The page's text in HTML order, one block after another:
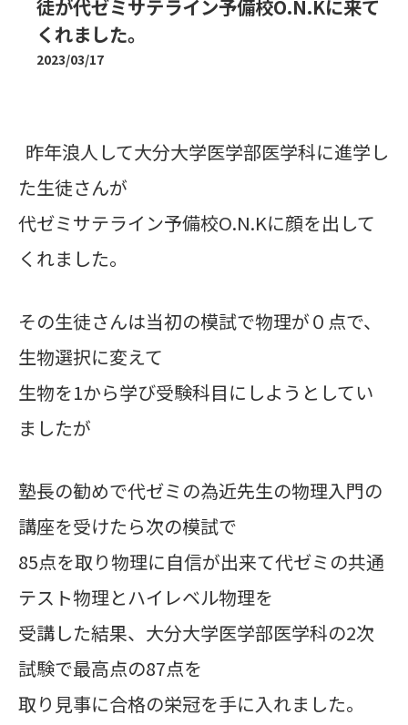
徒が代ゼミサテライン予備校O.N.Kに来て
くれました。
2023/03/17
昨年浪人して大分大学医学部医学科に進学し
た生徒さんが
代ゼミサテライン予備校O.N.Kに顔を出して
くれました。
その生徒さんは当初の模試で物理が０点で、
生物選択に変えて
生物を1から学び受験科目にしようとしてい
ましたが
塾長の勧めで代ゼミの為近先生の物理入門の
講座を受けたら次の模試で
85点を取り物理に自信が出来て代ゼミの共通
テスト物理とハイレベル物理を
受講した結果、大分大学医学部医学科の2次
試験で最高点の87点を
取り 見事に合格の栄冠を手に入れました。